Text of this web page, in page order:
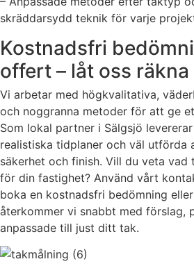
skräddarsydd teknik för varje
Kostnadsfri
offert – låt oss
Vi arbetar med högkvalitativa,
och noggranna metoder för att ge
Som lokal partner i Sälgsjö
realistiska tidplaner och väl utförda
säkerhet och finish. Vill du veta vad
för din fastighet? Använd vårt
boka en kostnadsfri bedömning
återkommer vi snabbt med förslag,
anpassade till just ditt tak.